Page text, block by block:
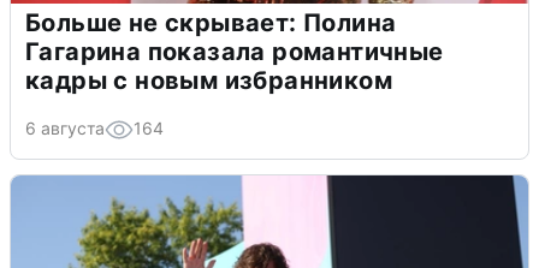
Больше не скрывает: Полина
Гагарина показала романтичные
кадры с новым избранником
6 августа 164